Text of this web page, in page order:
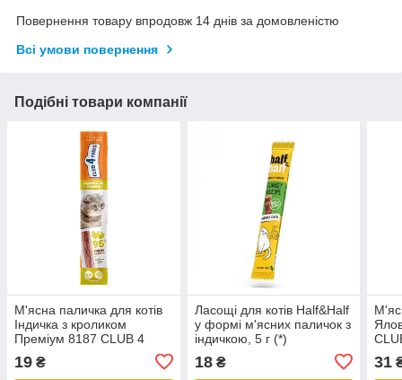
Повернення товару впродовж 14 днів за домовленістю
Всі умови повернення
Подібні товари компанії
М'ясна паличка для котів
Індичка з кроликом
Преміум 8187 CLUB 4
19 ₴
Ласощі для котів Half&Half
у формі м'ясних паличок з
індичкою, 5 г (*)
18₴ 31